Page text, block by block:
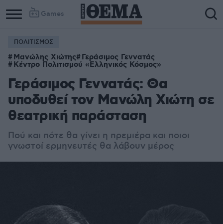
Games
ΠΟΛΙΤΙΣΜΟΣ
Μανώλης Χιώτης Γεράσιμος Γεννατάς
Κέντρο Πολιτισμού «Ελληνικός Κόσμος»
Γεράσιμος Γεννατάς: Θα
υποδυθεί τον Μανώλη Χιώτη σε
θεατρική παράσταση
Πού και πότε θα γίνει η πρεμιέρα και ποιοι
γνωστοί ερμηνευτές θα λάβουν μέρος